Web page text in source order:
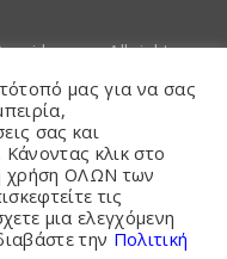
. All rights
PlexusCoreμας για να σας
σας και
κλικ στο
χρήση ΟΛΩΝ των
τις
μια ελεγχόμενη
την Πολιτική